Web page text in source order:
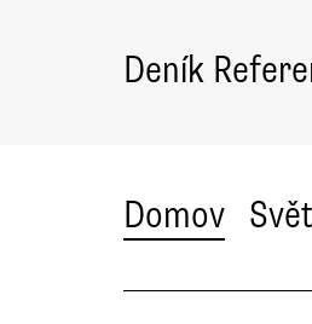
Deník
Domov Svět